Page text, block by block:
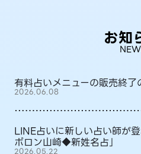
お知
有料占いメニューの販売終了
2026.06.08
LINE占いに新しい占い師が
ポロン山崎◆新姓名占」
2026.05.22